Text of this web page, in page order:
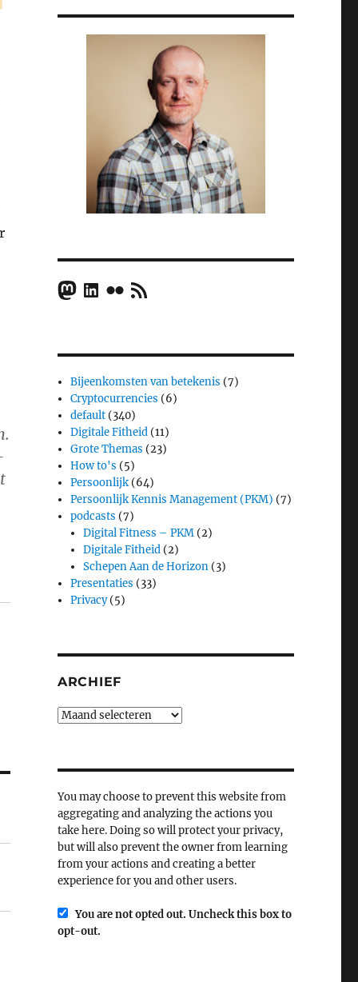
Mastodon
LinkedIn
FlickrRSS Feed
Bijeenkomsten van betekenis (7)
Cryptocurrencies (6)
default (340)
Digitale Fitheid (11)
Grote Themas (23)
How to's (5)
Persoonlijk (64)
Persoonlijk Kennis Management (PKM) (7)
podcasts (7)
Digital Fitness – PKM (2)
Digitale Fitheid (2)
Schepen Aan de Horizon (3)
Presentaties (33)
Privacy(5)
ARCHIEF
Archief
You may choose to prevent this website from
aggregating and analyzing the actions you
take here. Doing so will protect your privacy,
but will also prevent the owner from learning
from your actions and creating a better
experience for you and other users.
You are not opted out. Uncheck this box to
opt-out.